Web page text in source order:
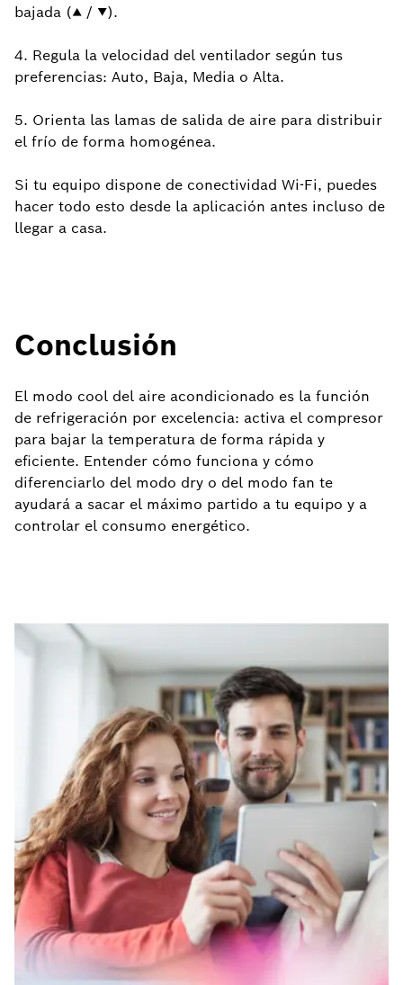
bajada (▲ / ▼).
4. Regula la velocidad del ventilador según tus
preferencias: Auto, Baja, Media o Alta.
5. Orienta las lamas de salida de aire para distribuir
el frío de forma homogénea.
Si tu equipo dispone de conectividad Wi-Fi, puedes
hacer todo esto desde la aplicación antes incluso de
llegar a casa.
Conclusión
El modo cool del aire acondicionado es la función
de refrigeración por excelencia: activa el compresor
para bajar la temperatura de forma rápida y
eficiente. Entender cómo funciona y cómo
diferenciarlo del modo dry o del modo fan te
ayudará a sacar el máximo partido a tu equipo y a
controlar el consumo energético.